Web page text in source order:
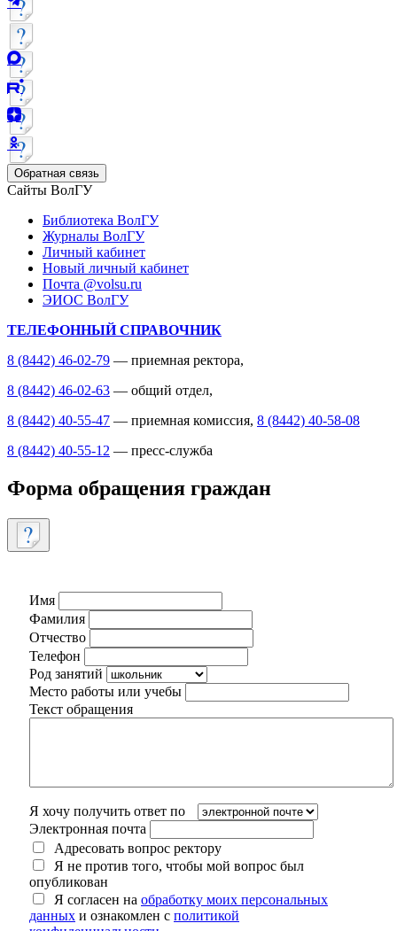
Обратная связь
Сайты ВолГУ
Библиотека ВолГУ
Журналы ВолГУ
Личный кабинет
Новый личный кабинет
Почта @volsu.ru
ЭИОС ВолГУ
ТЕЛЕФОННЫЙ СПРАВОЧНИК
8 (8442) 46-02-79 — приемная ректора,
8 (8442) 46-02-63 — общий отдел,
8 (8442) 40-55-47 — приемная комиссия, 8 (8442) 40-58-08
8 (8442) 40-55-12 — пресс-служба
Форма обращения граждан
Имя
Фамилия
Отчество
Телефон
Род занятий
Место работы или учебы
Текст обращения
Я хочу получить ответ по
Электронная почта
Адресовать вопрос ректору
Я не против того, чтобы мой вопрос был
опубликован
Я согласен на обработку моих персональных
данных и ознакомлен с политикой